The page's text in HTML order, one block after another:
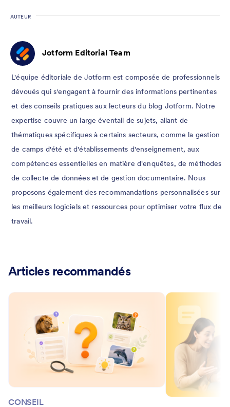
AUTEUR
Jotform Editorial Team
L'équipe éditoriale de Jotform est composée de professionnels
dévoués qui s'engagent à fournir des informations pertinentes
et des conseils pratiques aux lecteurs du blog Jotform. Notre
expertise couvre un large éventail de sujets, allant de
thématiques spécifiques à certains secteurs, comme la gestion
de camps d'été et d'établissements d'enseignement, aux
compétences essentielles en matière d'enquêtes, de méthodes
de collecte de données et de gestion documentaire. Nous
proposons également des recommandations personnalisées sur
les meilleurs logiciels et ressources pour optimiser votre flux de
travail.
Articles recommandés
CONSEIL